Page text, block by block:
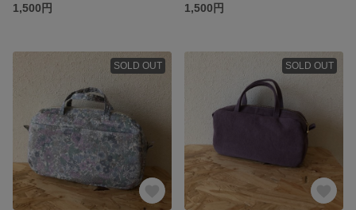
1,500円
1,500円
SOLD OUT SOLD OUT